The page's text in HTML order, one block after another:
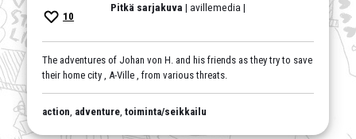
Pitkä sarjakuva | avillemedia |
10
The adventures of Johan von H. and his friends as they try to save
their home city , A-Ville , from various threats.
action, adventure,toiminta/seikkailu